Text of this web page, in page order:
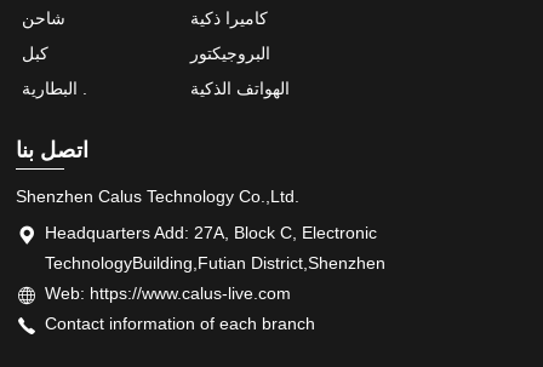
شاحن
كبل
كاميرا ذكية
البروجيكتور
الهواتف الذكية
اتصل بنا
Shenzhen Calus Technology Co.,Ltd.
Headquarters Add: 27A, Block C, Electronic
TechnologyBuilding,Futian District,Shenzhen
Web: https://www.calus-live.com
Contact information of each branch